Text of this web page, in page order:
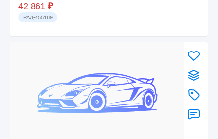
42 861 ₽
РАД-455189